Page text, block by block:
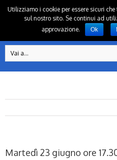
Vai a...
Martedì 23 giugno ore
Utilizziamo i cookie per essere sicuri
sul nostro sito. Se continui ad
approvazione.
Ok